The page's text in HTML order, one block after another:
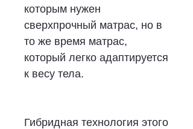
которым нужен
сверхпрочный матрас, но в
то же время матрас,
который легко адаптируется
к весу тела.
Гибридная технология этого